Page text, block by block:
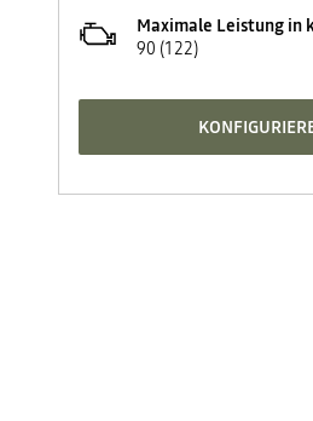
Maximale Leistung in
90 (122)